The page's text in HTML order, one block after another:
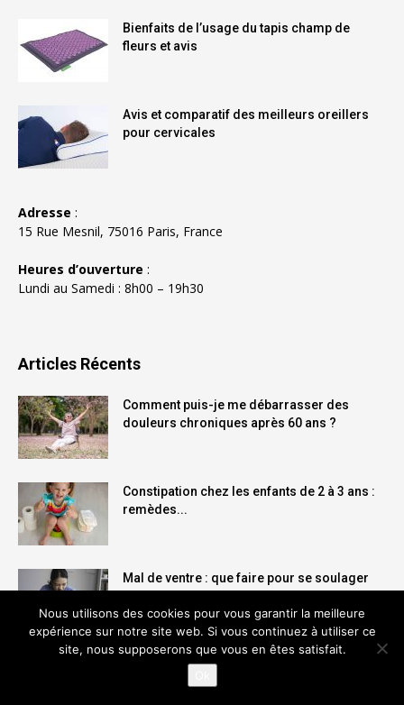
Bienfaits de l’usage du tapis champ de
fleurs et avis
Avis et comparatif des meilleurs oreillers
pour cervicales
Adresse :
15 Rue Mesnil, 75016 Paris, France
Heures d’ouverture :
Lundi au Samedi : 8h00 – 19h30
Articles Récents
Comment puis-je me débarrasser des
douleurs chroniques après 60 ans ?
Constipation chez les enfants de 2 à 3 ans :
remèdes...
Mal de ventre : que faire pour se soulager
Nous utilisons des cookies pour vous garantir la meilleure
expérience sur notre site web. Si vous continuez à utiliser ce
site, nous supposerons que vous en êtes satisfait.